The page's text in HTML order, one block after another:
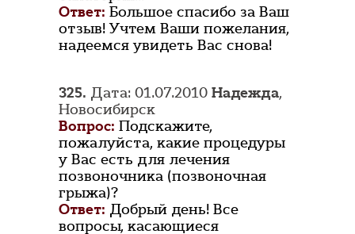
Ответ: Большое спасибо за Ваш
отзыв! Учтем Ваши пожелания,
надеемся увидеть Вас снова!
325. Дата: 01.07.2010 Надежда,
Новосибирск
Вопрос: Подскажите,
пожалуйста, какие процедуры
у Вас есть для лечения
позвоночника (позвоночная
грыжа)?
Ответ: Добрый день! Все
вопросы, касающиеся